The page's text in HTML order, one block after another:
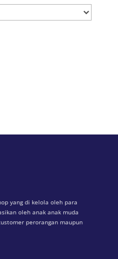
yang di kelola oleh para
oleh anak anak muda
perorangan maupun